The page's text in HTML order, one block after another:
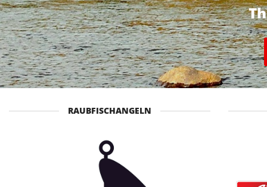
RAUBFISCHANGELN